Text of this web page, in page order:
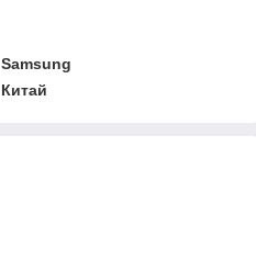
Samsung
Китай